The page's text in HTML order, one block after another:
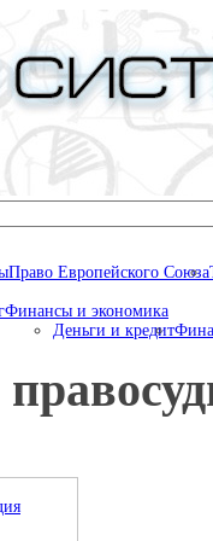
Право Европейского Союза
Финансы и экономика
Деньги и кредит